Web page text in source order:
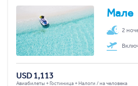
Мале
2
USD 1,113
Авиабилеты + Гостиница + Налоги / на человека